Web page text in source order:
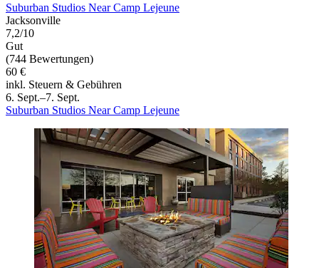
Suburban Studios Near Camp Lejeune
Jacksonville
7,2/10
Gut
(744 Bewertungen)
60 €
inkl. Steuern & Gebühren
6. Sept.–7. Sept.
Suburban Studios Near Camp Lejeune